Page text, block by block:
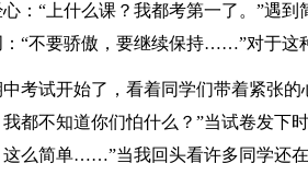
：“上什么课？我都考第一了。”遇
：“不要骄傲，要继续保持……”对于这
试开始了，看着同学们带着紧张的
都不知道你们怕什么？”当试卷发下
这么简单……”当我回头看许多同学还